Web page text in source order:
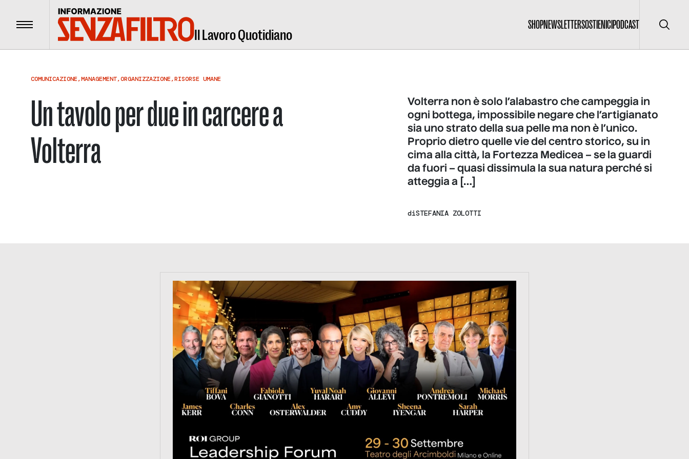
Menu Il Lavoro Quotidiano
SHOPNEWSLETTERSOSTIENICIPODCAST Cerca
COMUNICAZIONE,MANAGEMENT,ORGANIZZAZIONE,RISORSE UMANE
Un tavolo per due in carcere a
Volterra
Volterra non è solo l’alabastro che campeggia in
ogni bottega, impossibile negare che l’artigianato
sia uno strato della sua pelle ma non è l’unico.
Proprio dietro quelle vie del centro storico, su in
cima alla città, la Fortezza Medicea – se la guardi
da fuori – quasi dissimula la sua natura perché si
atteggia a […]
diSTEFANIA ZOLOTTI
https://tinyurl.com/363fvfm9